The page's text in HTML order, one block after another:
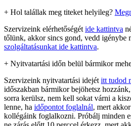
+ Hol talállak meg titeket helyileg?
Szervizeink elérhetőségét ide kattintva
tőlünk, akkor sincs gond, vedd igénybe
szolgáltatásunkat ide kattintva.
+ Nyitvatartási időn belül bármikor
Szervizeink nyitvatartási idejét itt tudod
időszakban bármikor bejöhetsz
sorra kerülsz, nem kell sokat várni a
lenne, ha időpontot foglalnál, mert
kollégáink foglalkozni. Próbálj minden